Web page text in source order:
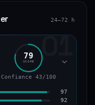
24–72 h
01
Stock)
79
SCORE
Confiance 43/100
97
92